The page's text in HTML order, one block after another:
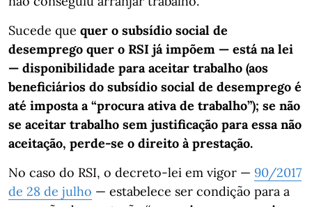
Sucede que quer o subsídio social de
desemprego quer o RSI já impõem — está na lei
— disponibilidade para aceitar trabalho (aos
beneficiários do subsídio social de desemprego é
até imposta a “procura ativa de trabalho”); se não
se aceitar trabalho sem justificação para essa não
aceitação, perde-se o direito à prestação.
No caso do RSI, o decreto-lei em vigor — 90/2017
de 28 de julho — estabelece ser condição para a